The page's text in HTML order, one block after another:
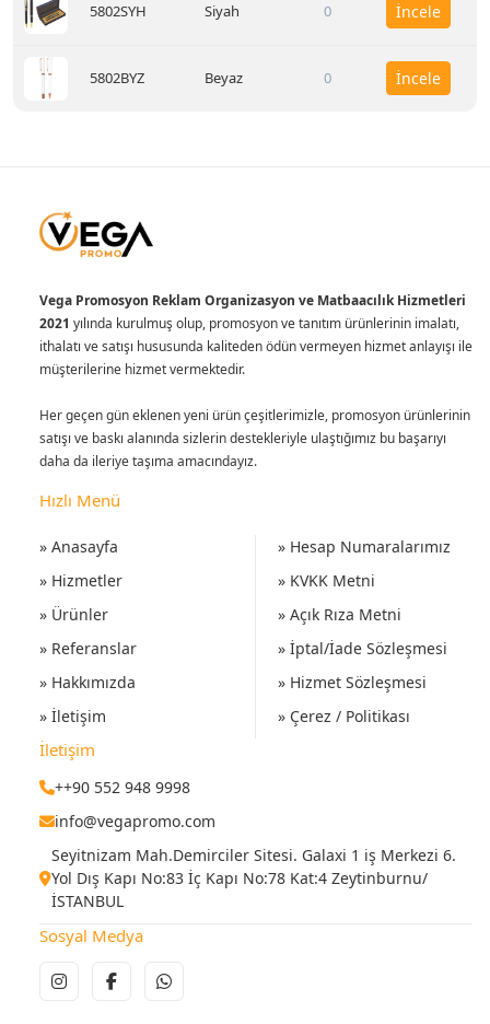
5802SYH Siyah 0 İncele
5802BYZ Beyaz 0 İncele
Vega Promosyon Reklam Organizasyon ve Matbaacılık Hizmetleri
2021 yılında kurulmuş olup, promosyon ve tanıtım ürünlerinin imalatı,
ithalatı ve satışı hususunda kaliteden ödün vermeyen hizmet anlayışı ile
müşterilerine hizmet vermektedir.
Her geçen gün eklenen yeni ürün çeşitlerimizle, promosyon ürünlerinin
satışı ve baskı alanında sizlerin destekleriyle ulaştığımız bu başarıyı
daha da ileriye taşıma amacındayız.
Hızlı Menü
» Anasayfa
» Hizmetler
» Ürünler
» Referanslar
» Hakkımızda
» İletişim
» Hesap Numaralarımız
» KVKK Metni
» Açık Rıza Metni
» İptal/İade Sözleşmesi
» Hizmet Sözleşmesi
» Çerez / Politikası
İletişim
++90 552 948 9998
info@vegapromo.com
Seyitnizam Mah.Demirciler Sitesi. Galaxi 1 iş Merkezi 6.
Yol Dış Kapı No:83 İç Kapı No:78 Kat:4 Zeytinburnu/
İSTANBUL
Sosyal Medya